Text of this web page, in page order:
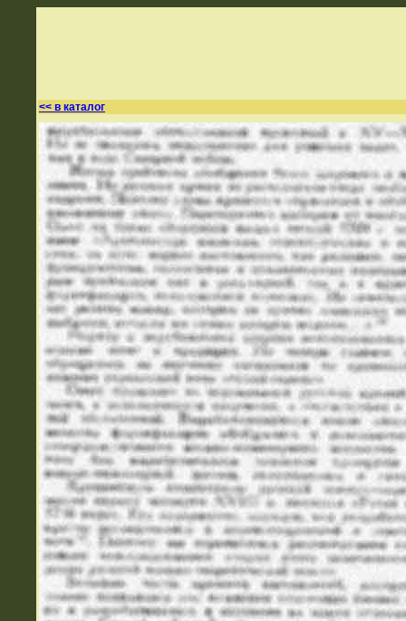
<< в каталог